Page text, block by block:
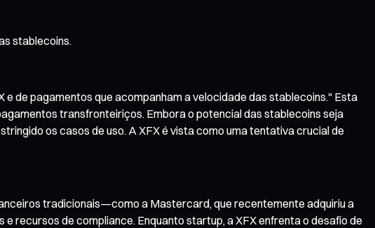
stablecoins.
de pagamentos que acompanham a velocidade das stablecoins." Esta
transfronteiriços. Embora o potencial das stablecoins seja
os casos de uso. A XFX é vista como uma tentativa crucial de
tradicionais—como a Mastercard, que recentemente adquiriu a
de compliance. Enquanto startup, a XFX enfrenta o desafio de